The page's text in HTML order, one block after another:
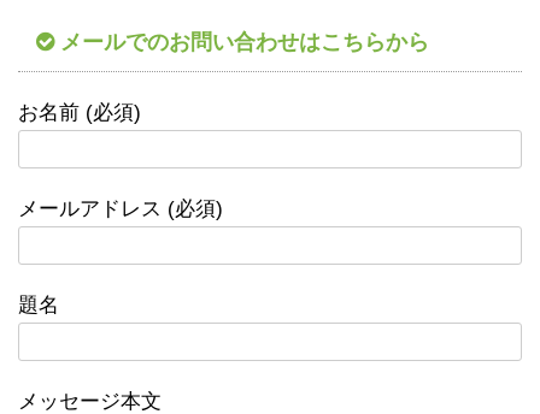
メールでのお問い合わせはこちらから
お名前 (必須)
メールアドレス (必須)
題名
メッセージ本文